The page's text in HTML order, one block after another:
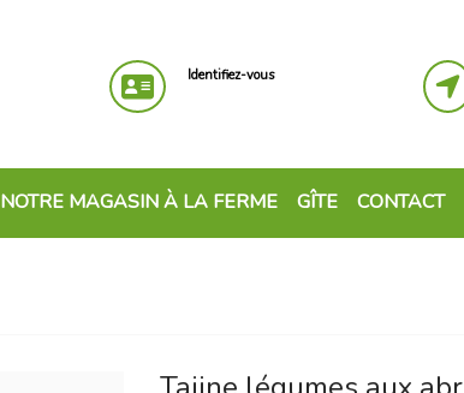
Identifiez-vous
NOTRE MAGASIN À LA FERME GÎTE CONTACT